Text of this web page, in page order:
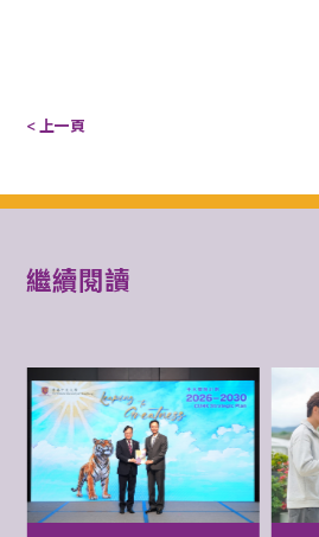
< 上一頁
繼續閱讀